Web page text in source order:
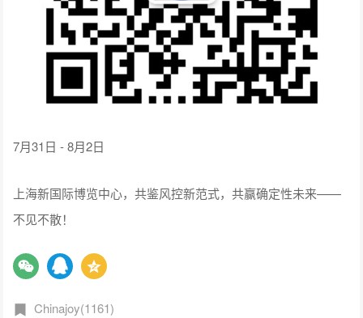
7月31日 - 8月2日
上海新国际博览中心，共鉴风控新范式，共赢确定性未来——
不见不散！
Chinajoy(1161)